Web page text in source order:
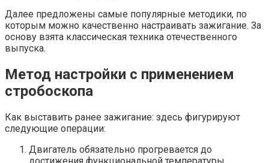
Далее предложены самые популярные методики, по
которым можно качественно настраивать зажигание. За
основу взята классическая техника отечественного
выпуска.
Метод настройки с применением
стробоскопа
Как выставить ранее зажигание: здесь фигурируют
следующие операции:
Двигатель обязательно прогревается до